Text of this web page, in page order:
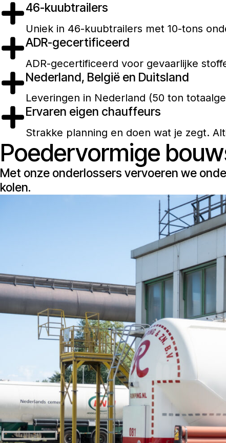
46-kuubtrailers
Uniek in 46-kuubtrailers met 10-tons
ADR-gecertificeerd
ADR-gecertificeerd voor gevaarlijke
Nederland, België en Duitsland
Leveringen in Nederland (50 ton
Ervaren eigen chauffeurs
Strakke planning en doen wat je zegt.
Poedervormige
Met onze onderlossers vervoeren we
kolen.